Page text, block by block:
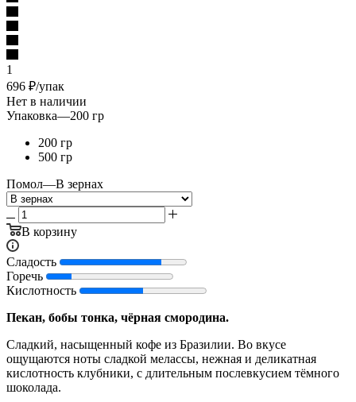
1
696 ₽/упак
Нет в наличии
Упаковка—200 гр
200 гр
500 гр
Помол—В зернах
В корзину
Сладость
Горечь
Кислотность
Пекан, бобы тонка, чёрная смородина.
Сладкий, насыщенный кофе из Бразилии. Во вкусе
ощущаются ноты сладкой мелассы, нежная и деликатная
кислотность клубники, с длительным послевкусием тёмного
шоколада.